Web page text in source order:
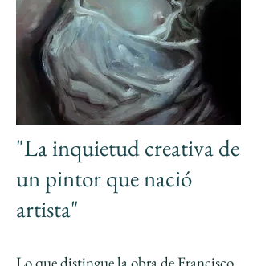
"La inquietud creativa de
un pintor que nació
artista"